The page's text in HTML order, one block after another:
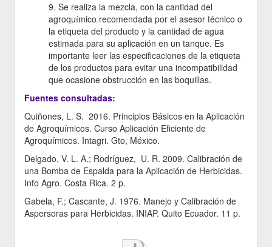
9. Se realiza la mezcla, con la cantidad del
agroquímico recomendada por el asesor técnico o
la etiqueta del producto y la cantidad de agua
estimada para su aplicación en un tanque. Es
importante leer las especificaciones de la etiqueta
de los productos para evitar una incompatibilidad
que ocasione obstrucción en las boquillas.
Fuentes consultadas:
Quiñones, L. S. 2016. Principios Básicos en la Aplicación
de Agroquímicos. Curso Aplicación Eficiente de
Agroquímicos. Intagri. Gto, México.
Delgado, V. L. A.; Rodríguez, U. R. 2009. Calibración de
una Bomba de Espalda para la Aplicación de Herbicidas.
Info Agro. Costa Rica. 2 p.
Gabela, F.; Cascante, J. 1976. Manejo y Calibración de
Aspersoras para Herbicidas. INIAP. Quito Ecuador. 11 p.